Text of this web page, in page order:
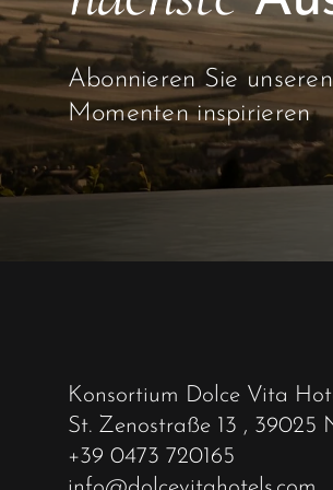
Abonnieren Sie
Momenten inspirieren
Konsortium Dolce Vita
St. Zenostraße 13 , 39025
+39 0473 720165